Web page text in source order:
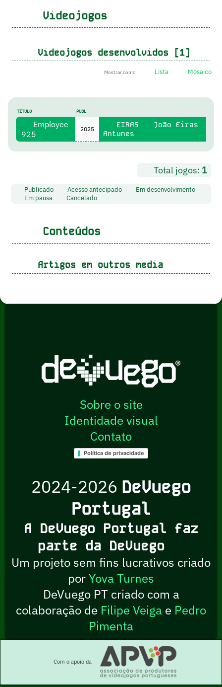
Videojogos
Videojogos desenvolvidos [1]
Mostrar como Lista Mosaico
TÍTULO PUBL
Employee
925
2025 EIRAS
João Eiras
Antunes
Total jogos: 1
Publicado Acesso antecipado
Em desenvolvimento
Em pausa
Cancelado
Conteúdos
Artigos em outros media
Sobre o site
Identidade visual
Contato
Política de privacidade
2024-2026 DeVuego
Portugal
A DeVuego Portugal faz
parte da DeVuego
Um projeto sem fins lucrativos criado
porYova Turnes
DeVuego PT criado com a
colaboração de Filipe Veiga e Pedro
Pimenta
Com o apoio da